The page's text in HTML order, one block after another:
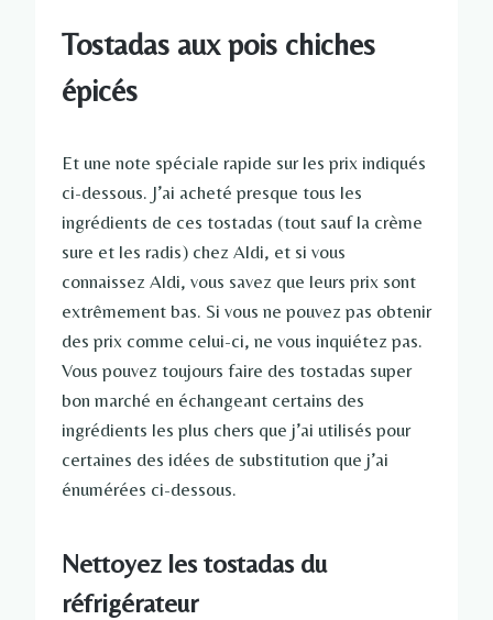
Tostadas aux pois chiches
épicés
Et une note spéciale rapide sur les prix indiqués
ci-dessous. J’ai acheté presque tous les
ingrédients de ces tostadas (tout sauf la crème
sure et les radis) chez Aldi, et si vous
connaissez Aldi, vous savez que leurs prix sont
extrêmement bas. Si vous ne pouvez pas obtenir
des prix comme celui-ci, ne vous inquiétez pas.
Vous pouvez toujours faire des tostadas super
bon marché en échangeant certains des
ingrédients les plus chers que j’ai utilisés pour
certaines des idées de substitution que j’ai
énumérées ci-dessous.
Nettoyez les tostadas du
réfrigérateur